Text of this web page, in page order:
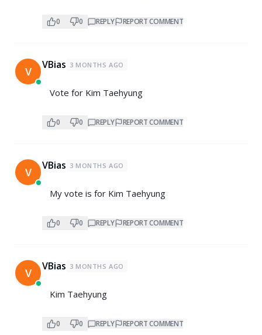
0 0 REPLY REPORT COMMENT
V VBias 3 MONTHS AGO
Vote for Kim Taehyung
0 0 REPLY REPORT COMMENT
V VBias 3 MONTHS AGO
My vote is for Kim Taehyung
0 0 REPLY REPORT COMMENT
V VBias 3 MONTHS AGO
Kim Taehyung
0 0 REPLY REPORT COMMENT